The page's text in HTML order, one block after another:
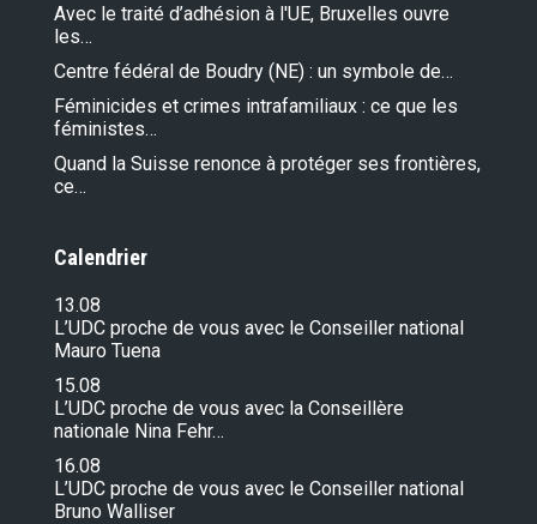
Avec le traité d’adhésion à l'UE, Bruxelles ouvre
les…
Centre fédéral de Boudry (NE) : un symbole de…
Féminicides et crimes intrafamiliaux : ce que les
féministes…
Quand la Suisse renonce à protéger ses frontières,
ce…
Calendrier
13.08
L’UDC proche de vous avec le Conseiller national
Mauro Tuena
15.08
L’UDC proche de vous avec la Conseillère
nationale Nina Fehr…
16.08
L’UDC proche de vous avec le Conseiller national
Bruno Walliser